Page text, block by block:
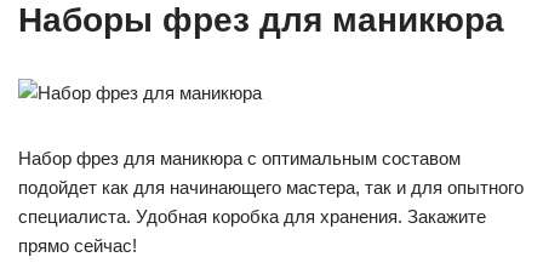
Наборы фрез для маникюра
Набор фрез для маникюра с оптимальным составом
подойдет как для начинающего мастера, так и для опытного
специалиста. Удобная коробка для хранения. Закажите
прямо сейчас!